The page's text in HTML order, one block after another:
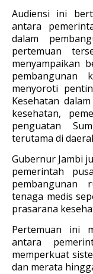
Audiensi ini
antara
dalam
pertemuan
menyampaikan
pembangunan
menyoroti
Kesehatan
kesehatan,
penguatan
terutama di
Gubernur Jambi
pemerintah
pembangunan
tenaga medis
prasarana
Pertemuan ini
antara
memperkuat
dan merata